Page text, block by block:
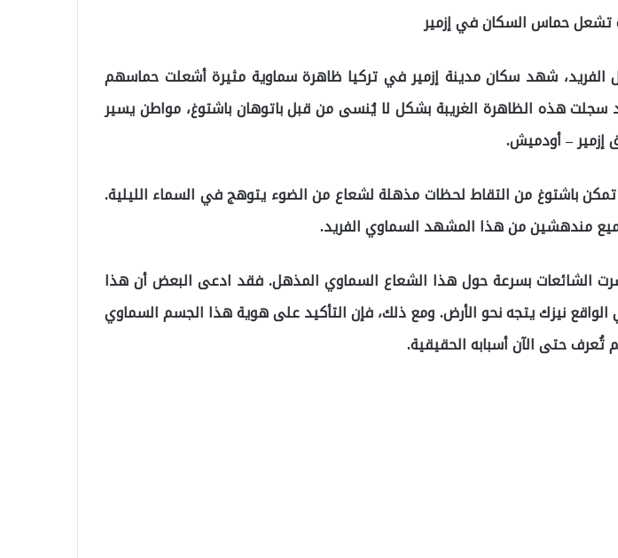
تشعل حماس السكان في إزمير
شهد سكان مدينة إزمير في تركيا ظاهرة سماوية مثيرة أشعلت حماسهم
هذه الظاهرة الغريبة بشكل لا يُنسى من قبل باتوهان باشتوغ، مواطن يسير
– أودميش.
باشتوغ من التقاط لحظات مذهلة لشعاع من الضوء يتوهج في السماء الليلية.
مندهشين من هذا المشهد السماوي الفريد.
الشائعات بسرعة حول هذا الشعاع السماوي المذهل. فقد ادعى البعض أن هذا
نيزك يتجه نحو الأرض. ومع ذلك، فإن التأكيد على هوية هذا الجسم السماوي
حتى الآن أسبابه الحقيقية.